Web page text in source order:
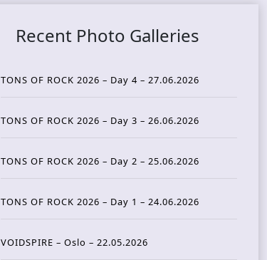
Recent Photo Galleries
TONS OF ROCK 2026 – Day 4 – 27.06.2026
TONS OF ROCK 2026 – Day 3 – 26.06.2026
TONS OF ROCK 2026 – Day 2 – 25.06.2026
TONS OF ROCK 2026 – Day 1 – 24.06.2026
VOIDSPIRE – Oslo – 22.05.2026